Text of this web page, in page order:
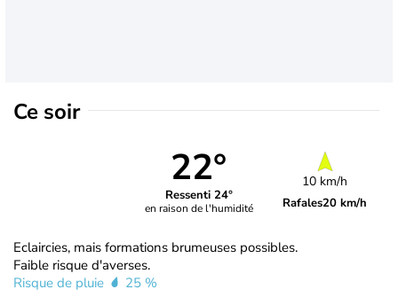
Ce soir
22°
Ressenti 24°
en raison de l'humidité
10 km/h
Rafales20 km/h
Eclaircies, mais formations brumeuses possibles.
Faible risque d'averses.
Risque de pluie
25 %